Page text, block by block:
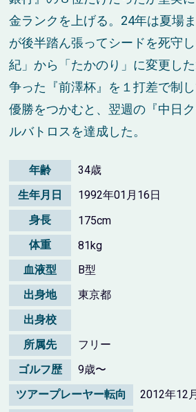
金ランクを上げる。24年は夏場
が後半踏ん張ってシードを死守
紀」から「たかのり」に変更し
争った『前澤杯』を１打差で制
優勝をつかむと、翌週の『中日
ルバトロスを達成した。
年齢
34歳
生年月日
1992年01月16日
身長
175cm
体重
81kg
血液型
B型
出身地
東京都
出身校
所属先
フリー
ゴルフ歴
9歳〜
ツアープレーヤー転向
2012年12